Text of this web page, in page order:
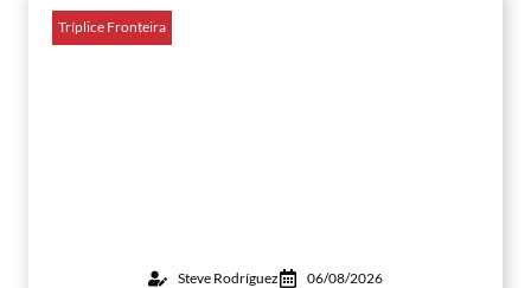
Tríplice Fronteira
Steve Rodríguez 06/08/2026